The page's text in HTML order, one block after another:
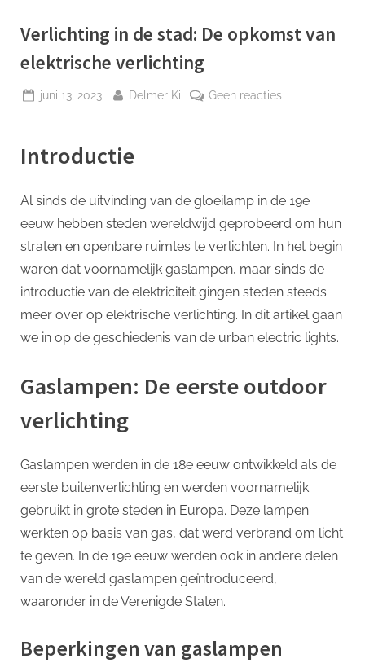
Verlichting in de stad: De opkomst van
elektrische verlichting
Geplaatst
juni 13, 2023 Door
Delmer Ki Geen reactiesop
opkomst
van
elektrische
verlichting
Introductie
Al sinds de uitvinding van de gloeilamp in de 19e
eeuw hebben steden wereldwijd geprobeerd om hun
straten en openbare ruimtes te verlichten. In het begin
waren dat voornamelijk gaslampen, maar sinds de
introductie van de elektriciteit gingen steden steeds
meer over op elektrische verlichting. In dit artikel gaan
we in op de geschiedenis van de urban electric lights.
Gaslampen: De eerste outdoor
verlichting
Gaslampen werden in de 18e eeuw ontwikkeld als de
eerste buitenverlichting en werden voornamelijk
gebruikt in grote steden in Europa. Deze lampen
werkten op basis van gas, dat werd verbrand om licht
te geven. In de 19e eeuw werden ook in andere delen
van de wereld gaslampen geïntroduceerd,
waaronder in de Verenigde Staten.
Beperkingen van gaslampen